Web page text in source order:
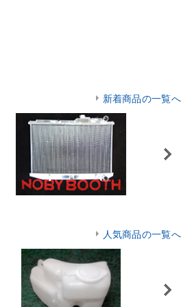
新着商品の一覧へ
Next
人気商品の一覧へ
Next